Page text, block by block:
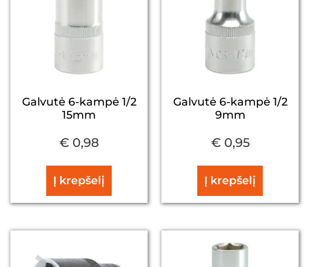
Galvutė 6-kampė 1/2
15mm
€0,98
Į krepšelį
Galvutė 6-kampė 1/2
9mm
€0,95
Į krepšelį